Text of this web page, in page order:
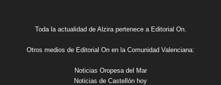
Toda la actualidad de Alzira pertenece a Editorial On.
Otros medios de Editorial On en la Comunidad Valenciana:
Noticias Oropesa del Mar
Noticias de Castellón hoy